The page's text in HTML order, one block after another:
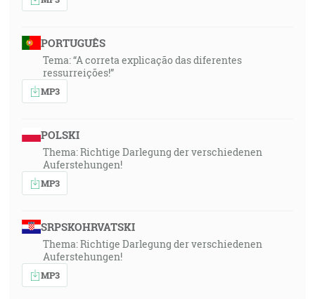
PORTUGUÊS
Tema: “A correta explicação das diferentes
ressurreições!”
MP3
POLSKI
Thema: Richtige Darlegung der verschiedenen
Auferstehungen!
MP3
SRPSKOHRVATSKI
Thema: Richtige Darlegung der verschiedenen
Auferstehungen!
MP3